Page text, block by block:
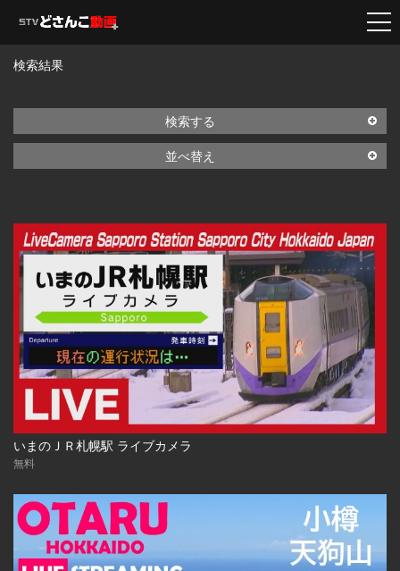
検索結果
検索する
並べ替え
いまのＪＲ札幌駅 ライブカメラ
無料